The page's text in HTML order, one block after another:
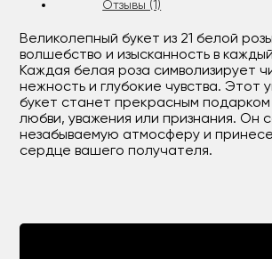
Отзывы (1)
Великолепный букет из 21 белой
волшебство и изысканность в
Каждая белая роза символизирует
нежность и глубокие чувства. Этот
букет станет прекрасным
любви, уважения или признания. Он
незабываемую атмосферу и
сердце вашего получателя.